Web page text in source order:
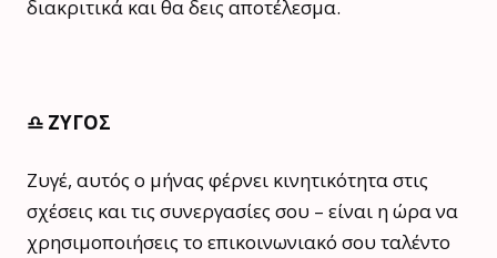
διακριτικά και θα δεις αποτέλεσμα.
♎️ ΖΥΓΟΣ
Ζυγέ, αυτός ο μήνας φέρνει κινητικότητα στις
σχέσεις και τις συνεργασίες σου – είναι η ώρα να
χρησιμοποιήσεις το επικοινωνιακό σου ταλέντο